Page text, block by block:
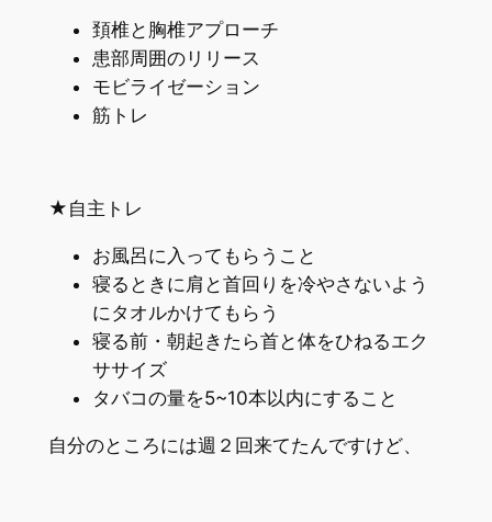
頚椎と胸椎アプローチ
患部周囲のリリース
モビライゼーション
筋トレ
★自主トレ
お風呂に入ってもらうこと
寝るときに肩と首回りを冷やさないよう
にタオルかけてもらう
寝る前・朝起きたら首と体をひねるエク
ササイズ
タバコの量を5~10本以内にすること
自分のところには週２回来てたんですけど、